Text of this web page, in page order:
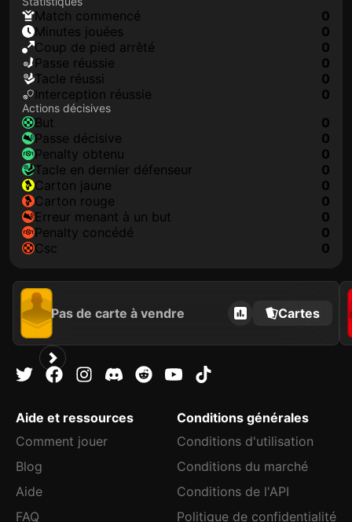
match commencé
0
minutes jouées
0
coup de pied arrêté
0
Passe réussie
0
tacle réussi
0
interception réussie
0
Actions décisives
but
0
passe décisive
0
penalty obtenu
0
tacle en dernier défenseur
0
carton jaune
0
carton rouge
0
erreur menant à un but
0
penalty concédé
0
csc
0
Pas de carte à vendre Cartes
Aide et ressources
Comment jouer
Blog
Aide
FAQ
Conditions générales
Conditions d'utilisation
Conditions du marché
Conditions de l'API
Politique de confidentialité